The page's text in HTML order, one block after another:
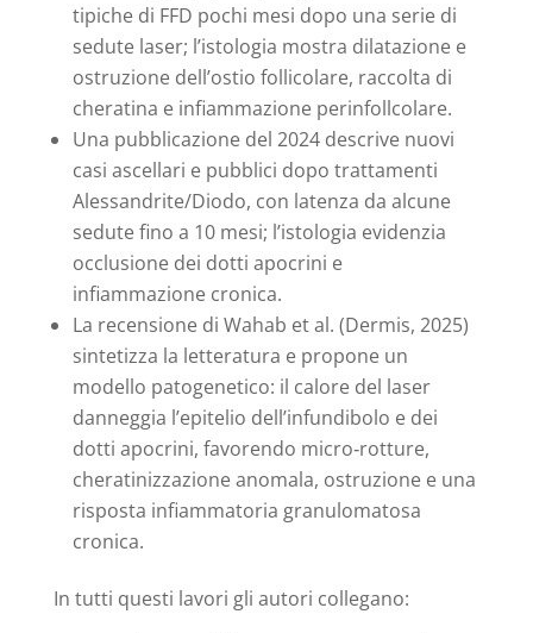
tipiche di FFD pochi mesi dopo una serie di
sedute laser; l’istologia mostra dilatazione e
ostruzione dell’ostio follicolare, raccolta di
cheratina e infiammazione perinfollcolare.
Una pubblicazione del 2024 descrive nuovi
casi ascellari e pubblici dopo trattamenti
Alessandrite/Diodo, con latenza da alcune
sedute fino a 10 mesi; l’istologia evidenzia
occlusione dei dotti apocrini e
infiammazione cronica.
La recensione di Wahab et al. (Dermis, 2025)
sintetizza la letteratura e propone un
modello patogenetico: il calore del laser
danneggia l’epitelio dell’infundibolo e dei
dotti apocrini, favorendo micro‑rotture,
cheratinizzazione anomala, ostruzione e una
risposta infiammatoria granulomatosa
cronica.
In tutti questi lavori gli autori collegano: